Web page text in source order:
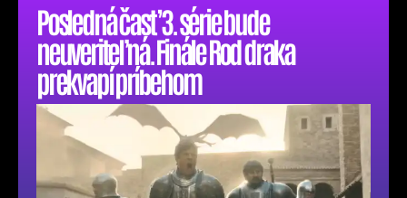
Posledná časť 3. série bude
neuveriteľná. Finále Rod draka
prekvapí príbehom